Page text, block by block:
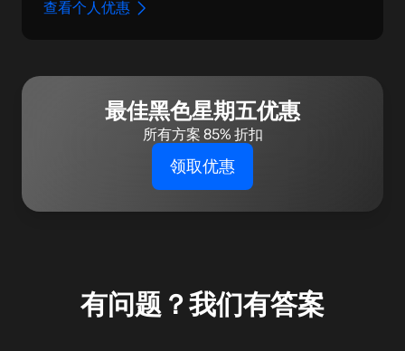
查看个人优惠
最佳黑色星期五优惠
所有方案 85% 折扣
领取优惠
有问题？我们有答案